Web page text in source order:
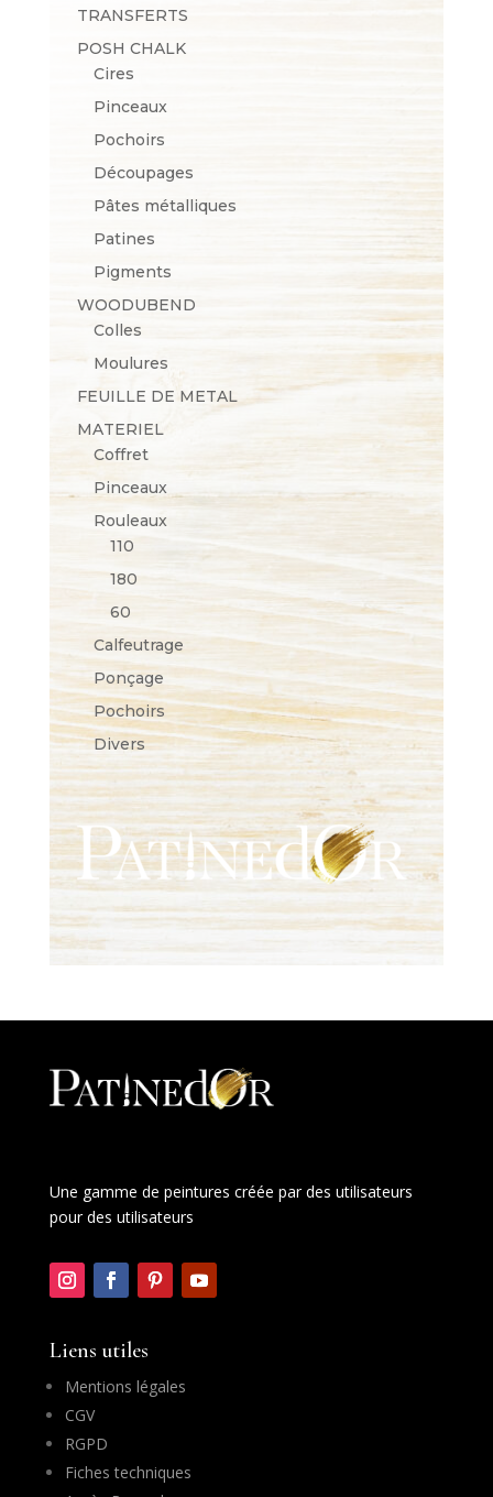
TRANSFERTS
POSH CHALK
Cires
Pinceaux
Pochoirs
Découpages
Pâtes métalliques
Patines
Pigments
WOODUBEND
Colles
Moulures
FEUILLE DE METAL
MATERIEL
Coffret
Pinceaux
Rouleaux
110
180
60
Calfeutrage
Ponçage
Pochoirs
Divers
Une gamme de peintures créée par des utilisateurs
pour des utilisateurs
Liens utiles
Mentions légales
CGV
RGPD
Fiches techniques